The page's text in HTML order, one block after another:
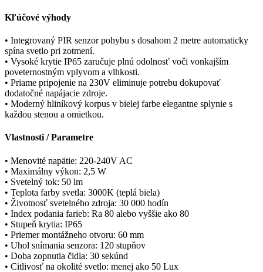
Kľúčové výhody
• Integrovaný PIR senzor pohybu s dosahom 2 metre automaticky
spína svetlo pri zotmení.
• Vysoké krytie IP65 zaručuje plnú odolnosť voči vonkajším
poveternostným vplyvom a vlhkosti.
• Priame pripojenie na 230V eliminuje potrebu dokupovať
dodatočné napájacie zdroje.
• Moderný hliníkový korpus v bielej farbe elegantne splynie s
každou stenou a omietkou.
Vlastnosti / Parametre
• Menovité napätie: 220-240V AC
• Maximálny výkon: 2,5 W
• Svetelný tok: 50 lm
• Teplota farby svetla: 3000K (teplá biela)
• Životnosť svetelného zdroja: 30 000 hodín
• Index podania farieb: Ra 80 alebo vyššie ako 80
• Stupeň krytia: IP65
• Priemer montážneho otvoru: 60 mm
• Uhol snímania senzora: 120 stupňov
• Doba zopnutia čidla: 30 sekúnd
• Citlivosť na okolité svetlo: menej ako 50 Lux